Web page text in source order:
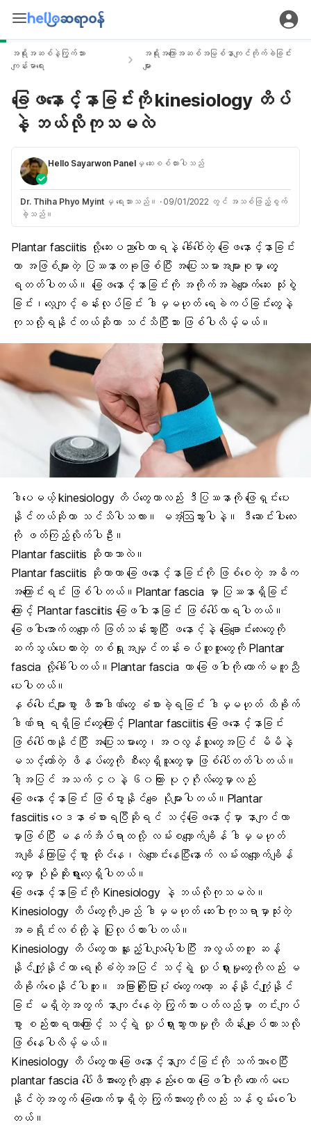
အရိုးအဆစ်နဲ့ကြွက်သား
ကျန်းမာရေး
အရိုးအကြောအဆစ်အမြစ်နာကျင်ကိုက်ခဲခြင်း
များ
ခြေဖနောင့်နာခြင်းကို kinesiology တိပ်
နဲ့ ဘယ်လိုကုသမလဲ
Hello Sayarwon Panelမှ ဆေးစစ်ထားပါသည်
Dr. Thiha Phyo Myintမှ ရေးသားသည်။ · 09/01/2022 တွင် အသစ်ဖြည့်စွက်
ခဲ့သည်။
Plantar fasciitis လို့ဆေးပညာဝေါဟာရနဲ့ ခေါ်ဝေါ်တဲ့ ခြေဖနောင့်နာခြင်း
ဟာ အဖြစ်များတဲ့ ပြဿနာတခုဖြစ်ပြီး အပြေးသမားအများစုမှာ တွေ့
ရတတ်ပါတယ်။ ခြေဖနောင့်နာခြင်းကို အကိုက်အခဲပျောက်ဆေး သုံးစွဲ
ခြင်း၊လေ့ကျင့်ခန်းလုပ်ခြင်း ဒါမှမဟုတ် ရေခဲကပ်ခြင်းတွေနဲ့
ကုသလို့ရနိုင်တယ်ဆိုတာ သင်သိပြီးသား ဖြစ်ပါလိမ့်မယ်။
ဒါပေမယ့် kinesiology တိပ်တွေဟာလည်း ဒီပြဿနာကို ဖြေရှင်းပေး
နိုင်တယ်ဆိုတာ သင်သိပါသလား။ မအံ့ဩသွားပါနဲ့။ ဒီဆောင်းပါးလေး
ကို ဖတ်ကြည့်လိုက်ပါဦး။
Plantar fasciitis ဆိုတာဘာလဲ။
Plantar fasciitis ဆိုတာဟာ ခြေဖနောင့်နာခြင်းကို ဖြစ်စေတဲ့ အဓိက
အကြောင်းရင်း ဖြစ်ပါတယ်။Plantar fascia မှာ ပြဿနာရှိခြင်း
ကြောင့် Plantar fasciitis ခြေဖဝါးနာခြင်း ဖြစ်ပေါ်လာရပါတယ်။
ခြေဖဝါးအောက်တလျှောက် ဖြတ်သန်းသွားပြီး ဖနောင့်နဲ့ ခြေချောင်းလေးတွေကို
ဆက်သွယ်ပေးထားတဲ့ တစ်ရှုးအမျှင်တန်းခပ်ထူထူတွေကို Plantar
fascia လို့ခေါ်ပါတယ်။Plantar fascia ဟာ ခြေဖဝါးကို ထောက်မကူညီ
ပေးပါတယ်။
နှစ်ပေါင်းများစွာ ဖိအားဒါဏ်တွေ ခံစားခဲ့ရခြင်း ဒါမှမဟုတ် ထိခိုက်
ဒါဏ်ရာ ရရှိခြင်းတွေကြောင့် Plantar fasciitis ခြေဖနောင့်နာခြင်း
ဖြစ်ပေါ်လာနိုင်ပြီး အပြေးသမားတွေ၊အဝလွန်သူတွေအပြင် မိမိနဲ့
မသင့်တော်တဲ့ ဖိနပ်တွေကို စီးလေ့ရှိသူတွေမှာ ဖြစ်ပေါ်တတ်ပါတယ်။
ဒါ့အပြင် အသက် ၄၀နဲ့ ၆၀ကြား ပုဂ္ဂိုလ်တွေမှာလည်း
ခြေဖနောင့်နာခြင်း ဖြစ်ပွားနိုင်ချေ ပိုများပါတယ်။Plantar
fasciitis ဝေဒနာခံစားရပြီဆိုရင် သင့်ခြေဖနောင့်မှာ နာကျင်လာ
မှာဖြစ်ပြီး မနက်အိပ်ရာထလို့ လမ်းစလျှောက်ချိန် ဒါမှမဟုတ်
အချိန်ကြာမြင့်စွာ ထိုင်နေ၊လဲလျောင်းနေပြီးနောက် လမ်းထလျှောက်ချိန်
တွေမှာ ပိုမိုဆိုးရွားလေ့ရှိပါတယ်။
ခြေဖနောင့်နာခြင်းကို Kinesiology နဲ့ ဘယ်လိုကုသမလဲ။
Kinesiology တိပ်တွေကို ချည် ဒါမှမဟုတ် ဆေးဝါးကုသရာမှာသုံးတဲ့
အခရိုင်းလစ်တို့နဲ့ ပြုလုပ်ထားပါတယ်။
Kinesiology တိပ်တွေဟာ နူးညံ့ပါးလျပေါ့ပါးပြီး အလွယ်တကူ ဆန့်
နိုင်ကျုံ့နိုင်ကာ ရေစိုခံတဲ့အပြင် သင့်ရဲ့ လှုပ်ရှားမှုတွေကိုလည်း မ
ထိခိုက်စေနိုင်ပါဘူး။ အခြားကြိုးပြားပုံစံတွေကတော့ ဆန့်နိုင်ကျုံ့နိုင်
ခြင်း မရှိတဲ့အတွက် နာကျင်နေတဲ့ ကြွက်သားပတ်လည်မှာ တင်းကျပ်
စွာ စည်းထားရတာကြောင့် သင့်ရဲ့ လှုပ်ရှားသွားလာမှုကို ထိန်းချုပ်ထားသလို
ဖြစ်နေပါလိမ့်မယ်။
Kinesiology တိပ်တွေဟာ ခြေဖနောင့်နာကျင်ခြင်းကို သက်သာစေပြီး
plantar fascia ပေါ်ဖိအားတွေကို လျော့နည်းစေကာ ခြေဖဝါးကို ထောက်မပေး
နိုင်တဲ့အတွက် ခြေထောက်မှာရှိတဲ့ ကြွက်သားတွေကိုလည်း သန်စွမ်းစေပါ
တယ်။